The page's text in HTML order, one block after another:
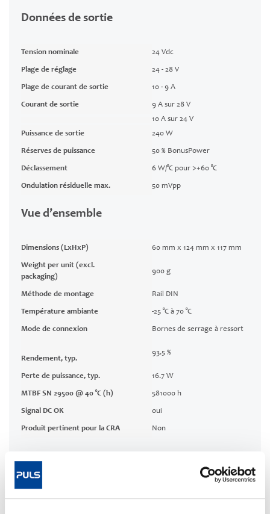
Données de sortie
Tension nominale 24 Vdc
Plage de réglage 24 - 28 V
Plage de courant de sortie 10 - 9 A
Courant de sortie
9 A sur 28 V
10 A sur 24 V
Puissance de sortie
240 W
Réserves de puissance 50 % BonusPower
Déclassement 6 W/°C pour >+60 °C
Ondulation résiduelle max. 50 mVpp
Vue d’ensemble
Dimensions (LxHxP) 60 mm x 124 mm x 117 mm
Weight per unit (excl.
packaging)
900 g
Méthode de montage Rail DIN
Température ambiante -25 °C à 70 °C
Mode de connexion Bornes de serrage à ressort
Rendement, typ.
93.5 %
Perte de puissance, typ. 16.7 W
MTBF SN 29500 @ 40 °C (h) 581000 h
Signal DC OK oui
Produit pertinent pour la CRA Non
Documentation technique